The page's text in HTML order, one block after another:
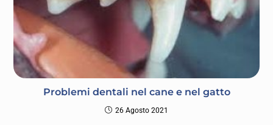
Problemi dentali nel cane e nel gatto
26 Agosto 2021